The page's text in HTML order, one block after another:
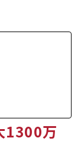
1300万